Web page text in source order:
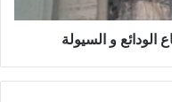
و السيولة